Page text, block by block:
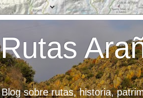
Rutas
Blog sobre rutas, historia,